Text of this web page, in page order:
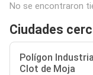
No se encontraron
Ciudades
Polígon
Clot de Moja